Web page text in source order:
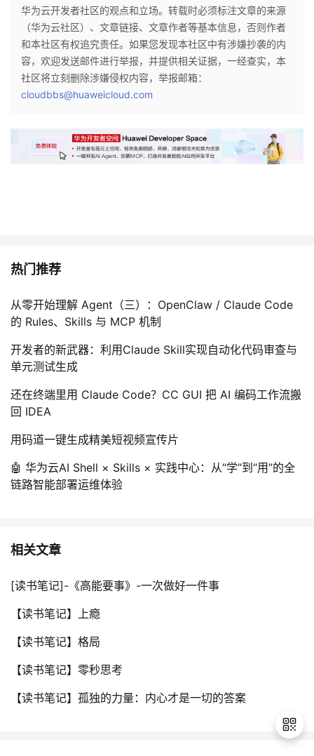
华为云开发者社区的观点和立场。转载时必须标注文章的来源
（华为云社区）、文章链接、文章作者等基本信息，否则作者
和本社区有权追究责任。如果您发现本社区中有涉嫌抄袭的内
容，欢迎发送邮件进行举报，并提供相关证据，一经查实，本
社区将立刻删除涉嫌侵权内容，举报邮箱：
cloudbbs@huaweicloud.com
热门推荐
从零开始理解 Agent（三）：OpenClaw / Claude Code
的 Rules、Skills 与 MCP 机制
开发者的新武器：利用Claude Skill实现自动化代码审查与
单元测试生成
还在终端里用 Claude Code？CC GUI 把 AI 编码工作流搬
回 IDEA
用码道一键生成精美短视频宣传片
🤖 华为云AI Shell × Skills × 实践中心：从“学”到“用”的全
链路智能部署运维体验
相关文章
[读书笔记]-《高能要事》-一次做好一件事
【读书笔记】上瘾
【读书笔记】格局
【读书笔记】零秒思考
【读书笔记】孤独的力量：内心才是一切的答案